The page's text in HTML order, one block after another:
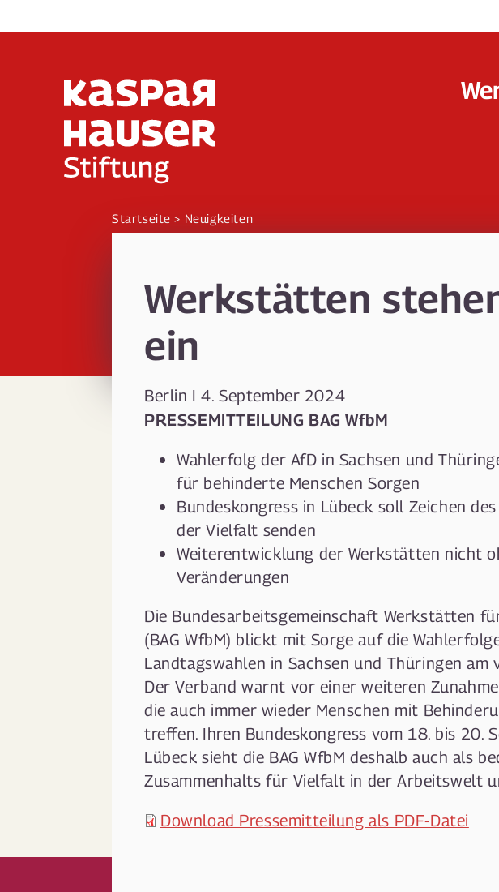
zum
Startseite Neuigkeiten
Werkstätten
ein
Berlin I 4. September 2024
PRESSEMITTEILUNG BAG WfbM
Wahlerfolg der AfD in Sachsen und
für behinderte Menschen Sorgen
Bundeskongress in Lübeck soll Zeichen
der Vielfalt senden
Weiterentwicklung der Werkstätten nicht
Veränderungen
Die Bundesarbeitsgemeinschaft Werkstätten
(BAG WfbM) blickt mit Sorge auf die
Landtagswahlen in Sachsen und Thüringen am
Der Verband warnt vor einer weiteren
die auch immer wieder Menschen mit
treffen. Ihren Bundeskongress vom 18. bis 20.
Lübeck sieht die BAG WfbM deshalb auch als
Zusammenhalts für Vielfalt in der Arbeitswelt
Download Pressemitteilung als PDF-Datei